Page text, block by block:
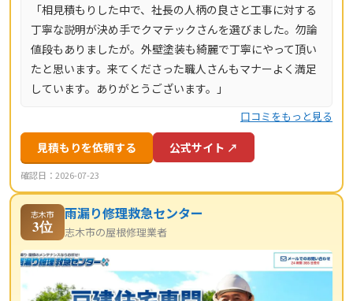
「相見積もりした中で、社長の人柄の良さと工事に対する
丁寧な説明が決め手でクマテックさんを選びました。勿論
値段もありましたが。外壁塗装も綺麗で丁寧にやって頂い
たと思います。来てくださった職人さんもマナーよく満足
しています。ありがとうございます。」
口コミをもっと見る
見積もりを依頼する 公式サイト ↗
確認日：2026-07-23
志木市
3位
雨漏り修理救急センター
志木市の屋根修理業者